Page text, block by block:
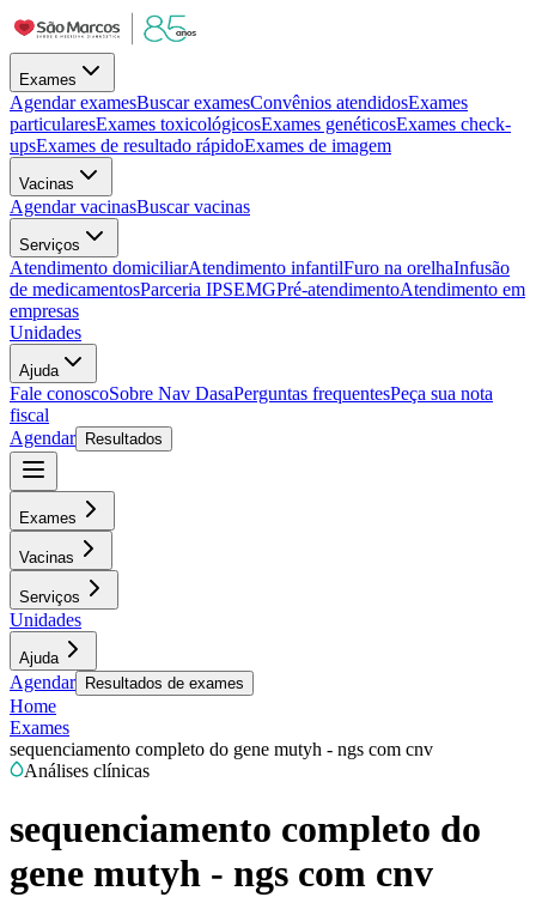
Exames
Agendar examesBuscar examesConvênios atendidosExames
particularesExames toxicológicosExames genéticosExames check-
upsExames de resultado rápidoExames de imagem
Vacinas
Agendar vacinasBuscar vacinas
Serviços
Atendimento domiciliarAtendimento infantilFuro na orelhaInfusão
de medicamentosParceria IPSEMGPré-atendimentoAtendimento em
empresas
Unidades
Ajuda
Fale conoscoSobre Nav DasaPerguntas frequentesPeça sua nota
fiscal
Agendar
Resultados
Exames
Vacinas
Serviços
Unidades
Ajuda
Agendar Resultados de exames
Home
Exames
sequenciamento completo do gene mutyh - ngs com cnv
Análises clínicas
sequenciamento completo do
gene mutyh - ngs com cnv